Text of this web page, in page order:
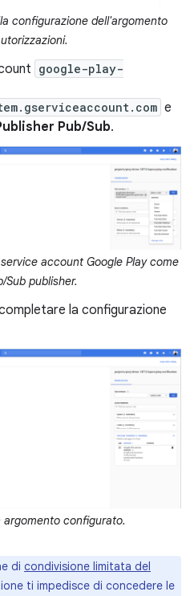
configurazione dell'argomento
.
google-play-
e
Pub/Sub.
account Google Play come
Sub publisher.
la configurazione
argomento configurato.
di condivisione limitata del
ti impedisce di concedere le